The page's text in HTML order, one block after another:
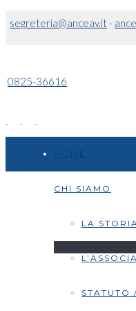
segreteria@anceav.it-
0825-36616
CHI SIAMO
LA
STATUTO